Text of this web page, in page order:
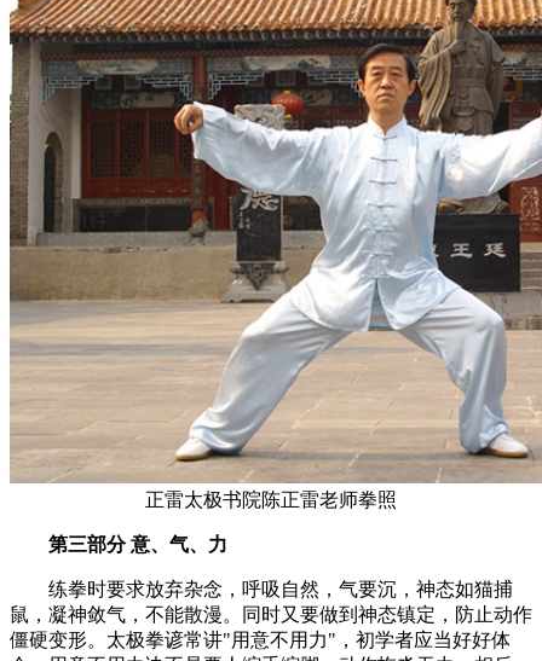
正雷太极书院陈正雷老师拳照
第三部分 意、气、力
练拳时要求放弃杂念，呼吸自然，气要沉，神态如猫捕
鼠，凝神敛气，不能散漫。同时又要做到神态镇定，防止动作
僵硬变形。太极拳谚常讲"用意不用力"，初学者应当好好体